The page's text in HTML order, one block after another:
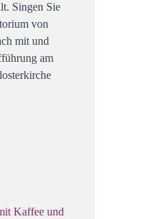
Singen Sie
von
mit und
am
Kaffee und